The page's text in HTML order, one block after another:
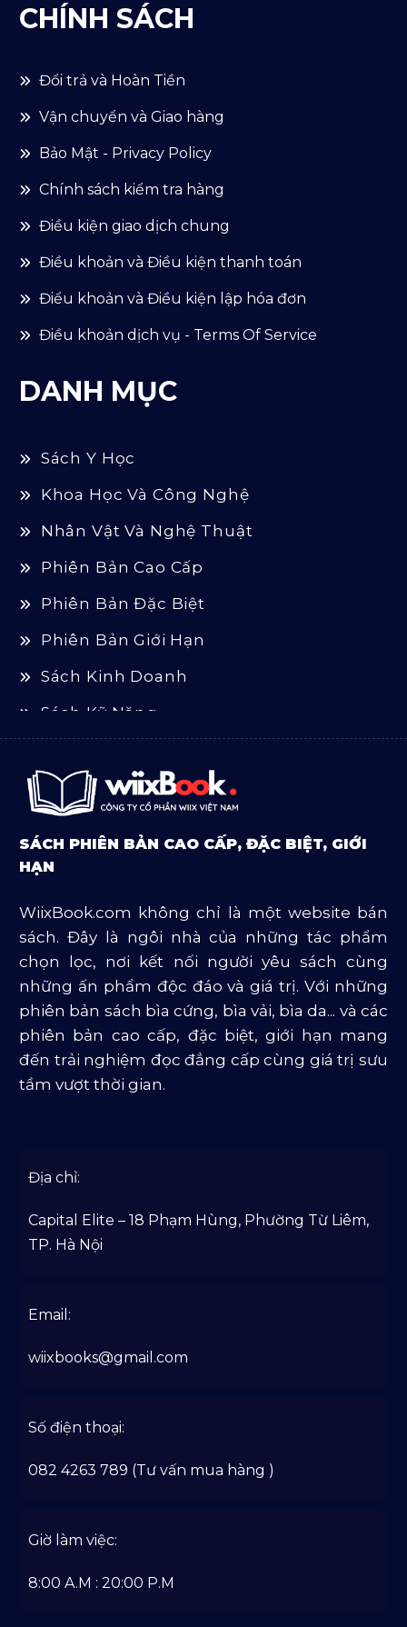
CHÍNH SÁCH
Đổi trả và Hoàn Tiền
Vận chuyển và Giao hàng
Bảo Mật - Privacy Policy
Chính sách kiểm tra hàng
Điều kiện giao dịch chung
Điều khoản và Điều kiện thanh toán
Điểu khoản và Điều kiện lập hóa đơn
Điều khoản dịch vụ - Terms Of Service
DANH MỤC
Sách Y Học
Khoa Học Và Công Nghệ
Nhân Vật Và Nghệ Thuật
Phiên Bản Cao Cấp
Phiên Bản Đặc Biệt
Phiên Bản Giới Hạn
Sách Kinh Doanh
Sách Kỹ Năng
Sách Ngoại Văn
Sách Tôn Giáo
Sản Phẩm Mở Bán
Văn Học Và Lịch Sử
SÁCH PHIÊN BẢN CAO CẤP, ĐẶC BIỆT, GIỚI
HẠN
WiixBook.com không chỉ là một website bán
sách. Đây là ngôi nhà của những tác phẩm
chọn lọc, nơi kết nối người yêu sách cùng
những ấn phẩm độc đáo và giá trị. Với những
phiên bản sách bìa cứng, bìa vải, bìa da... và các
phiên bản cao cấp, đặc biệt, giới hạn mang
đến trải nghiệm đọc đẳng cấp cùng giá trị sưu
tầm vượt thời gian.
Địa chỉ:
Capital Elite – 18 Phạm Hùng, Phường Từ Liêm,
TP. Hà Nội
Email:
wiixbooks@gmail.com
Số điện thoại:
082 4263 789 (Tư vấn mua hàng )
Giờ làm việc:
8:00 A.M : 20:00 P.M